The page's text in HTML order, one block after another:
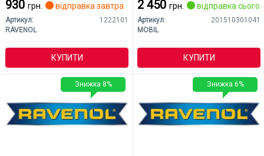
930 грн. відправка завтра
Артикул:
1222101
RAVENOL
КУПИТИ
2 450 грн. відправка
Артикул:
201510301041
MOBIL
КУПИТИ
Знижка 8% Знижка 6%